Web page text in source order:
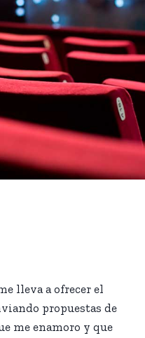
lleva a ofrecer el
propuestas de
me enamoro y que